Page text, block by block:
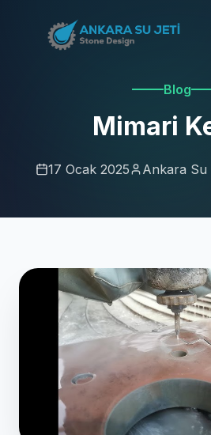
Blog
Mimari
17 Ocak 2025 Ankara Su